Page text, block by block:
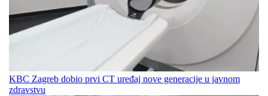
KBC Zagreb dobio prvi CT uređaj nove generacije u javnom
zdravstvu